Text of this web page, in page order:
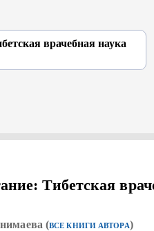
врачебная наука
Тибетская
(ВСЕ КНИГИ АВТОРА)